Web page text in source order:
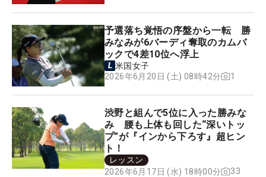
予選落ち覚悟の序盤から一転 勝
みなみが6バーディ奪取のカムバ
ックで4差10位へ浮上
米国女子
2026年6月20日 (土) 08時42分
1
渋野と組んで5位に入った勝みな
み 腰も上体も回した“深いトッ
プ”が『インから下ろす』超ヒン
ト！
レッスン
2026年6月17日 (水) 18時00分
33